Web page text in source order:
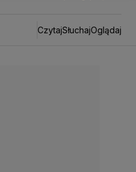
CzytajSłuchajOglądaj